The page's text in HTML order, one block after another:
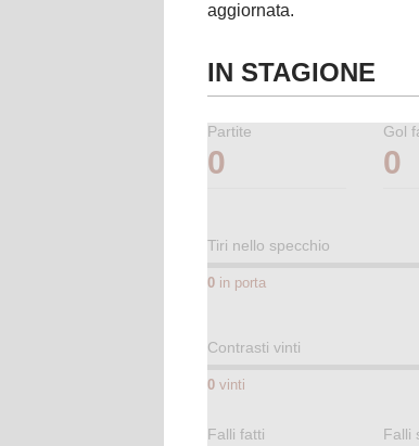
aggiornata.
IN STAGIONE
Partite
0
Gol
0
Tiri nello specchio
0 in porta
Contrasti vinti
0 vinti
Falli fatti Falli